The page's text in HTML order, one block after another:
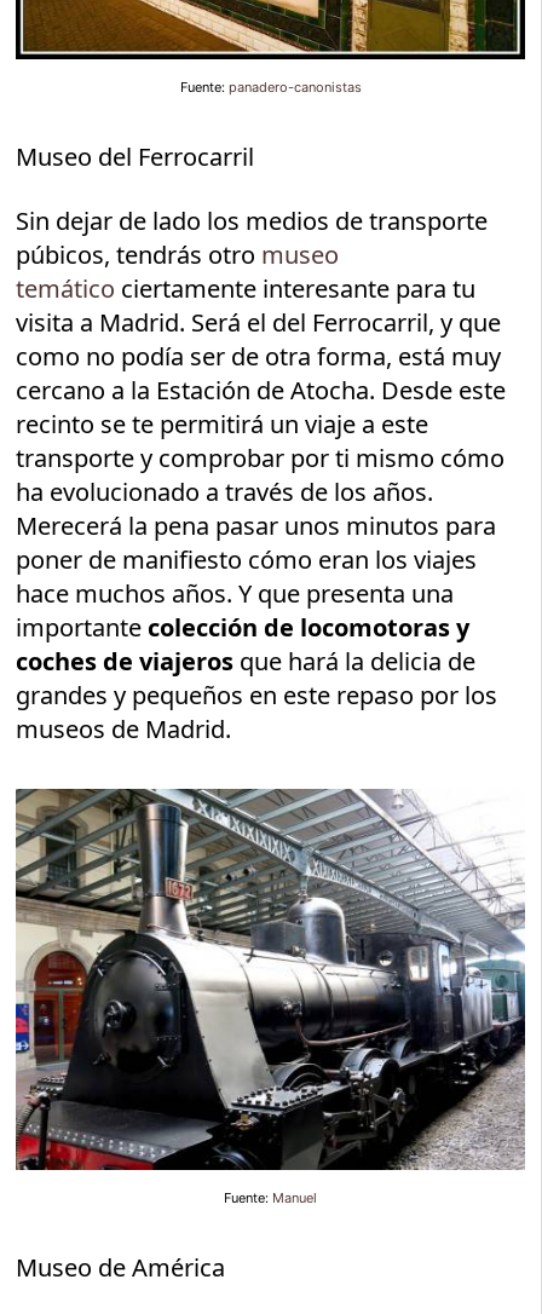
Fuente: panadero-canonistas
Museo del Ferrocarril
Sin dejar de lado los medios de transporte
púbicos, tendrás otro museo
temático ciertamente interesante para tu
visita a Madrid. Será el del Ferrocarril, y que
como no podía ser de otra forma, está muy
cercano a la Estación de Atocha. Desde este
recinto se te permitirá un viaje a este
transporte y comprobar por ti mismo cómo
ha evolucionado a través de los años.
Merecerá la pena pasar unos minutos para
poner de manifiesto cómo eran los viajes
hace muchos años. Y que presenta una
importante colección de locomotoras y
coches de viajeros que hará la delicia de
grandes y pequeños en este repaso por los
museos de Madrid.
Fuente: Manuel
Museo de América